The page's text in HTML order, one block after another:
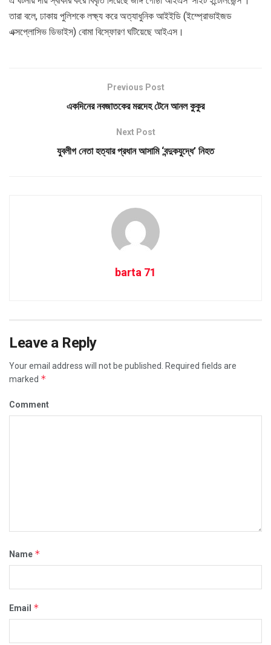
তারা বলে, ঢাকায় পুলিশকে লক্ষ্য করে অত্যাধুনিক আইইডি (ইম্প্রোভাইজড
এক্সপ্লোসিভ ডিভাইস) বোমা বিস্ফোরণ ঘটিয়েছে আইএস।
Previous Post
একদিনের নবজাতকের মরদেহ টেনে আনল কুকুর
Next Post
যুবলীগ নেতা হত্যার প্রধান আসামি ‌‘বন্দুকযুদ্ধে’ নিহত
barta 71
Leave a Reply
Your email address will not be published.
Required fields are
marked *
Comment
Name *
Email *